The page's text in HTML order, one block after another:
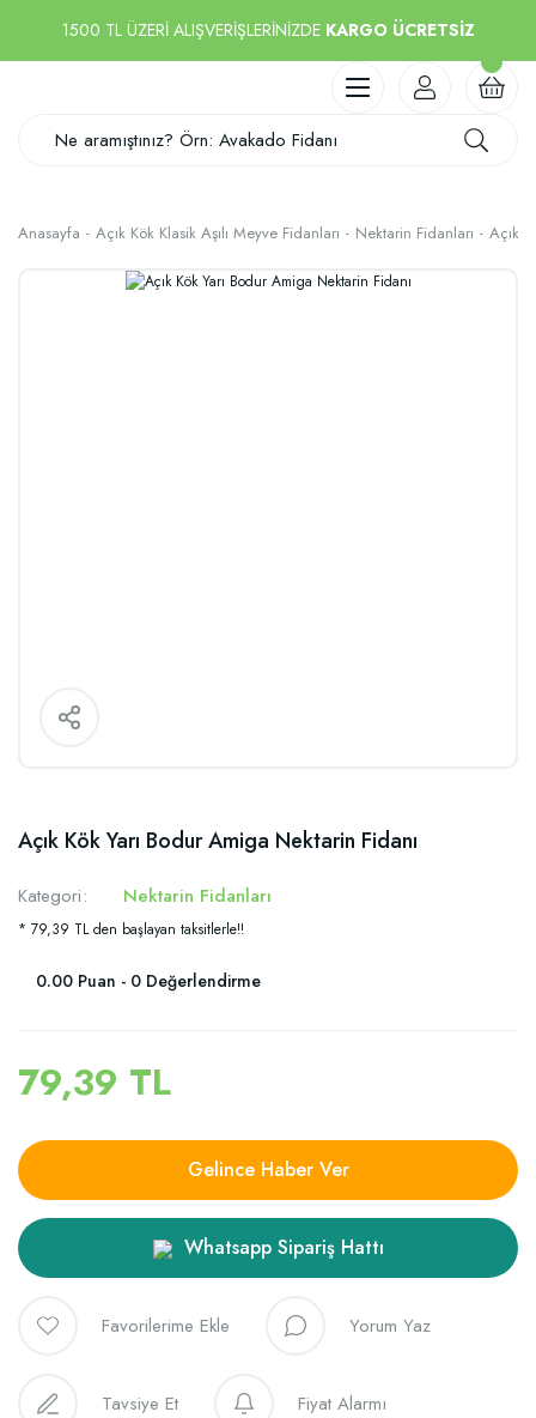
1500 TL ÜZERİ ALIŞVERİŞLERİNİZDE KARGO ÜCRETSİZ
Anasayfa Açık Kök Klasik Aşılı Meyve Fidanları Nektarin Fidanları Açık
Açık Kök Yarı Bodur Amiga Nektarin Fidanı
Kategori Nektarin Fidanları
* 79,39 TL den başlayan taksitlerle!!
0.00 Puan - 0 Değerlendirme
79,39 TL
Gelince Haber Ver
Whatsapp Sipariş Hattı
Yorum Yaz
Tavsiye Et Fiyat Alarmı